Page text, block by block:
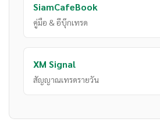
SiamCafeBook
คู่มือ & อีบุ๊กเทรด
XM Signal
สัญญาณเทรดรายวัน